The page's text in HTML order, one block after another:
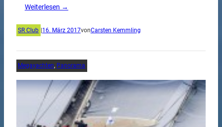
Weiterlesen →
SR Club 16. März 2017vonCarsten Kemmling
Megayachten, Panorama